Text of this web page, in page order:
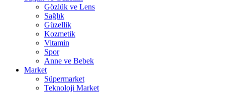
Gözlük ve Lens
Sağlık
Güzellik
Kozmetik
Vitamin
Spor
Anne ve Bebek
Market
Süpermarket
Teknoloji Market